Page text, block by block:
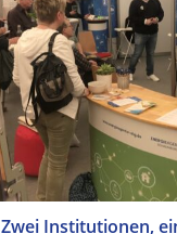
Zwei Institutionen,